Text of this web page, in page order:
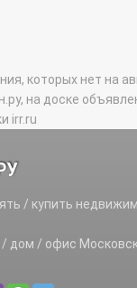
которых нет на
на доске
irr.ru
/ купить
/ дом / офис